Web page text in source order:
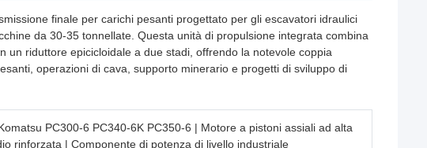
finale per carichi pesanti progettato per gli escavatori idraulici
da 30-35 tonnellate. Questa unità di propulsione integrata combina
un riduttore epicicloidale a due stadi, offrendo la notevole coppia
operazioni di cava, supporto minerario e progetti di sviluppo di
PC300-6 PC340-6K PC350-6 | Motore a pistoni assiali ad alta
rinforzata | Componente di potenza di livello industriale